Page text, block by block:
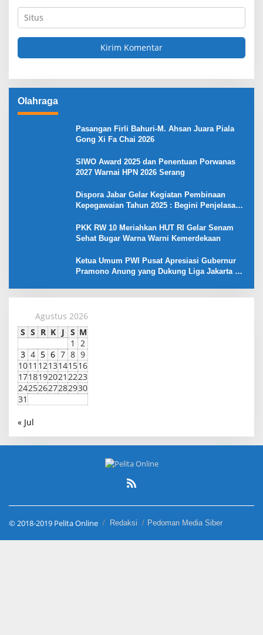
Olahraga
Pasangan Firli Bahuri-M. Ahsan Juara Piala
Gong Xi Fa Chai 2026
SIWO Award 2025 dan Penentuan Porwanas
2027 Warnai HPN 2026 Serang
Dispora Jabar Gelar Kegiatan Pembinaan
Kepegawaian Tahun 2025 : Begini Penjelasan
PKK RW 10 Meriahkan HUT RI Gelar Senam
Sehat Bugar Warna Warni Kemerdekaan
Ketua Umum PWI Pusat Apresiasi Gubernur
Pramono Anung yang Dukung Liga Jakarta U-
Agustus 2026
S S R K J S M
1
2
3 4 5 6 7 8 9
1011 1213141516
1718192021 2223
24252627282930
31
« Jul
© 2018-2019 Pelita Online Redaksi Pedoman Media Siber